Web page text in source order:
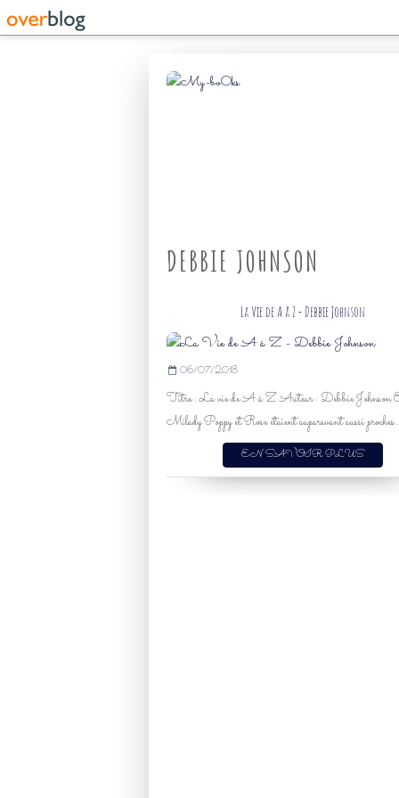
DEBBIE JOHNSON
La Vie de A à Z - Debbie Johnson
06/07/2018
Titre : La vie de A à Z Auteur : Debbie Johnson
Milady Poppy et Rose étaient auparavant aussi
EN SAVOIR PLUS